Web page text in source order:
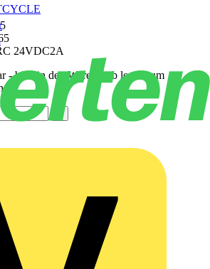
24VDC2A
- bitte in den Warenkorb legen, um
Relais